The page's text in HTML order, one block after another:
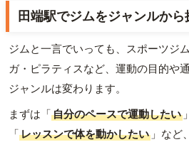
田端駅でジムをジャンルから
ジムと一言でいっても、スポーツジ
ガ・ピラティスなど、運動の目的や
ジャンルは変わります。
まずは「自分のペースで運動したい
「レッスンで体を動かしたい 」など